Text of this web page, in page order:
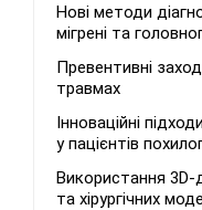
Нові методи
мігрені та
Превентивні
травмах
Інноваційні
у пацієнтів
Використання 3D-
та хірургічних